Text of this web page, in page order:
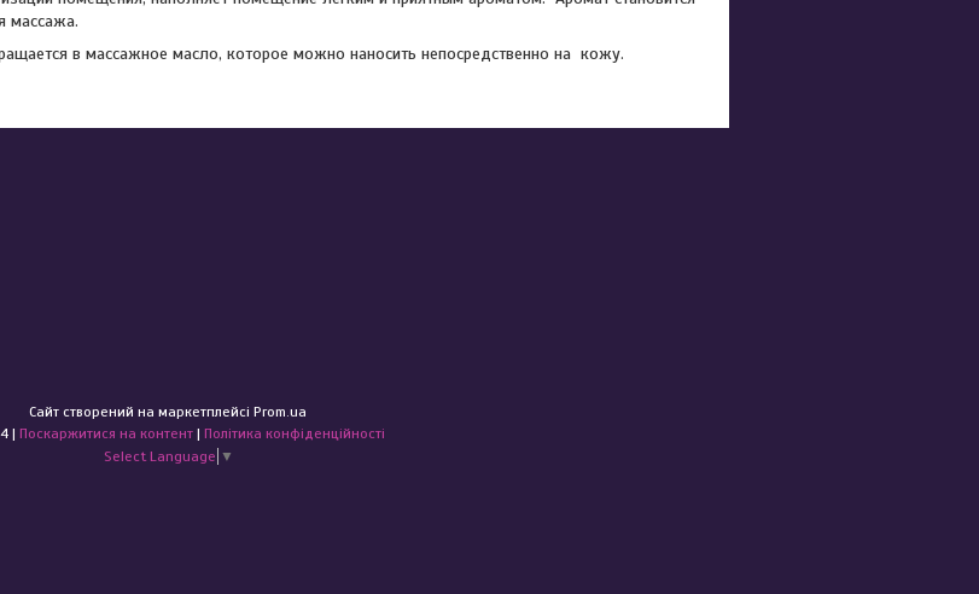
массажа.
в массажное масло, которое можно наносить непосредственно на кожу.
Сайт створений на маркетплейсі Prom.ua
Shop-24 | Поскаржитися на контент | Політика конфіденційності
Select Language ▼